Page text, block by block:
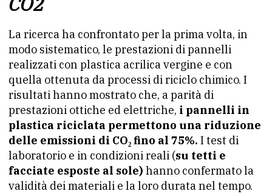
La ricerca ha confrontato per la prima volta, in
modo sistematico, le prestazioni di pannelli
realizzati con plastica acrilica vergine e con
quella ottenuta da processi di riciclo chimico. I
risultati hanno mostrato che, a parità di
prestazioni ottiche ed elettriche, i pannelli in
plastica riciclata permettono una riduzione
delle emissioni di CO₂ fino al 75%. I test di
laboratorio e in condizioni reali (su tetti e
facciate esposte al sole) hanno confermato la
validità dei materiali e la loro durata nel tempo.